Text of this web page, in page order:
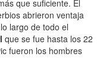
que suficiente. El
abrieron ventaja
largo de todo el
que se fue hasta los 22
fueron los hombres